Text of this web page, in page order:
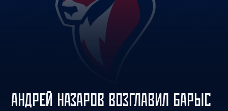
АНДРЕЙ НАЗАРОВ ВОЗГЛАВИЛ БАРЫС